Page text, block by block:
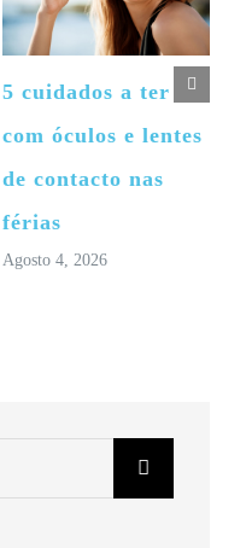
5 cuidados a ter
com óculos e lentes
de contacto nas
férias
Agosto 4, 2026